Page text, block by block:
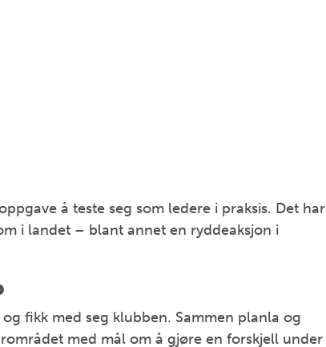
å teste seg som ledere i praksis. Det har
i landet – blant annet en ryddeaksjon i
fikk med seg klubben. Sammen planla og
med mål om å gjøre en forskjell under